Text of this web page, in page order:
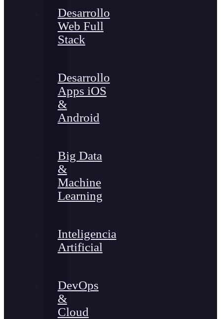
Desarrollo
Web Full
Stack
Desarrollo
Apps iOS
&
Android
Big Data
&
Machine
Learning
Inteligencia
Artificial
DevOps
&
Cloud